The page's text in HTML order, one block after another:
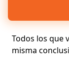
Todos los que
misma